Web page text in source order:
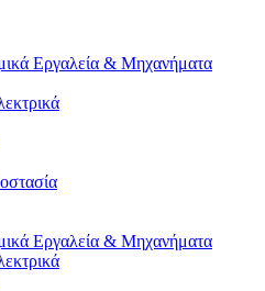
Εργαλεία & Μηχανήματα
Εργαλεία & Μηχανήματα